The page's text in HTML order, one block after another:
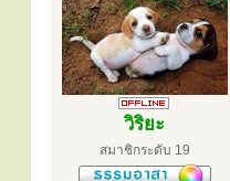
วิริยะ
สมาชิกระดับ 19